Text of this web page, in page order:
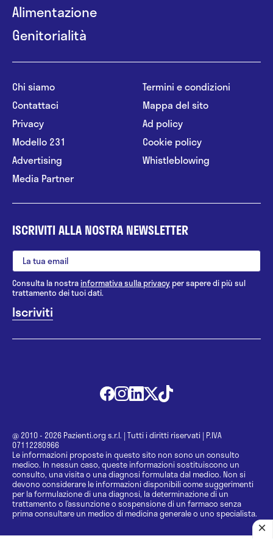
Alimentazione
Genitorialità
Chi siamo
Contattaci
Privacy
Modello 231
Advertising
Media Partner
Termini e condizioni
Mappa del sito
Ad policy
Cookie policy
Whistleblowing
ISCRIVITI ALLA NOSTRA NEWSLETTER
Consulta la nostrainformativa sulla privacy per sapere di più sul
trattamento dei tuoi dati.
@ 2010 - 2026 Pazienti.org s.r.l. | Tutti i diritti riservati | P.IVA
07112280966
Le informazioni proposte in questo sito non sono un consulto
medico. In nessun caso, queste informazioni sostituiscono un
consulto, una visita o una diagnosi formulata dal medico. Non si
devono considerare le informazioni disponibili come suggerimenti
per la formulazione di una diagnosi, la determinazione di un
trattamento o l’assunzione o sospensione di un farmaco senza
prima consultare un medico di medicina generale o uno specialista.